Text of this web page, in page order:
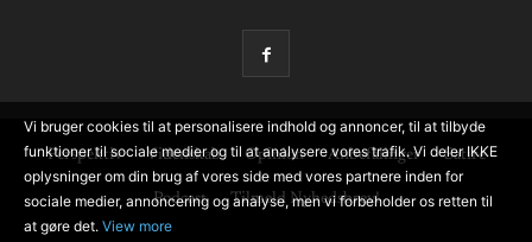
Perspektiv Videnskab Opinion Anbefalinger Satire
Podcast Tilmeld Nyhedsbrev!
Vi bruger cookies til at personalisere indhold og annoncer, til at tilbyde
funktioner til sociale medier og til at analysere vores trafik. Vi deler IKKE
oplysninger om din brug af vores side med vores partnere inden for
sociale medier, annoncering og analyse, men vi forbeholder os retten til
at gøre det. View more